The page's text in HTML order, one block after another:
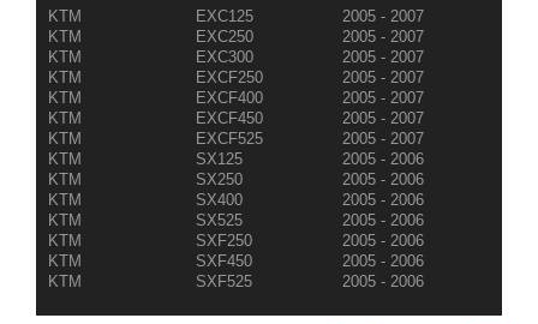
KTM
EXC125
2005 - 2007
KTM
EXC250
2005 - 2007
KTM
EXC300
2005 - 2007
KTM
EXCF250
2005 - 2007
KTM
EXCF400
2005 - 2007
KTM
EXCF450
2005 - 2007
KTM
EXCF525
2005 - 2007
KTM
SX125
2005 - 2006
KTM
SX250
2005 - 2006
KTM
SX400
2005 - 2006
KTM
SX525
2005 - 2006
KTM
SXF250
2005 - 2006
KTM
SXF450
2005 - 2006
KTM
SXF525 2005 - 2006